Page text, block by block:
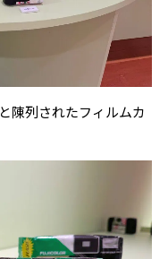
陳列されたフィルムカ